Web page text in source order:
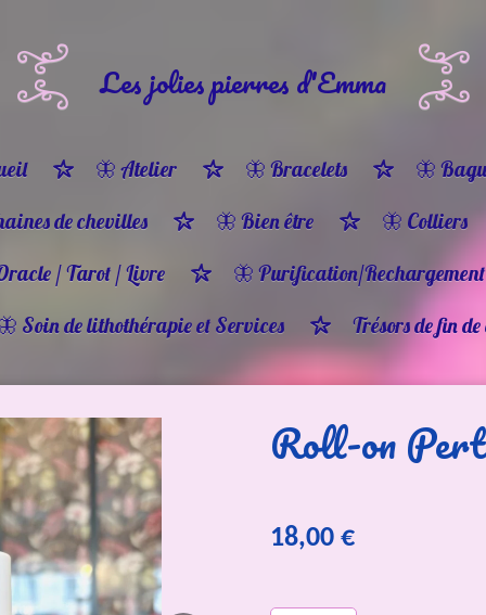
Les jolies pierres d'Emma
🦋 Atelier 🦋 Bracelets
🦋
de chevilles
🦋 Bien être 🦋 Colliers
/ Tarot / Livre
🦋 Purification/Rechargement
Soin de lithothérapie et Services
Trésors de fin
Roll-on
18,00 €